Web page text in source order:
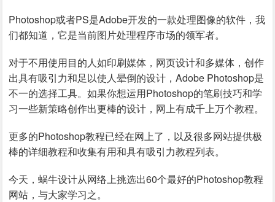
Photoshop或者PS是Adobe开发的一款处理图像的软件，我
们都知道，它是当前图片处理程序市场的领军者。
对于不用使用目的人如印刷媒体，网页设计和多媒体，创作
出具有吸引力和足以使人晕倒的设计，Adobe Photoshop是
不一的选择工具。如果你想运用Photoshop的笔刷技巧和学
习一些新策略创作出更棒的设计，网上有成千上万个教程。
更多的Photoshop教程已经在网上了，以及很多网站提供极
棒的详细教程和收集有用和具有吸引力教程列表。
今天，蜗牛设计从网络上挑选出60个最好的Photoshop教程
网站，与大家学习之。